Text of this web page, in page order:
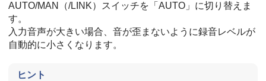
AUTO/MAN（/LINK）スイッチを「AUTO」に切り替えま
す。
入力音声が大きい場合、音が歪まないように録音レベルが
自動的に小さくなります。
ヒント